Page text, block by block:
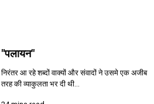
"पलायन"
निरंतर आ रहे शब्दों वाक्यों और संवादों ने उसमे एक अजीब
तरह की व्याकुलता भर दी थी...